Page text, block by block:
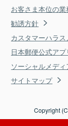
お客さま本位の
勧誘方針
カスタマーハラ
日本郵便公式アプ
ソーシャルメディ
サイトマップ
Copyright